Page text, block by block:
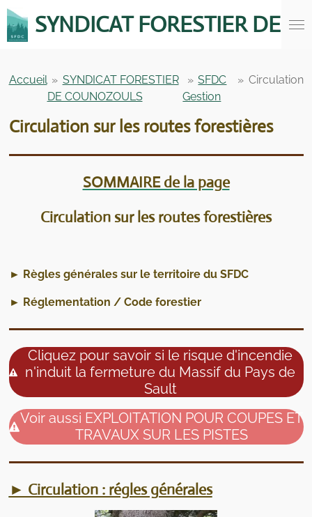
Passer
au
SYNDICAT FORESTIER DE
Accueil » SYNDICAT FORESTIER
DE COUNOZOULS
» SFDC
Gestion
» Circulation
Circulation sur les routes forestières
SOMMAIRE de la page
Circulation sur les routes forestières
► Règles générales sur le territoire du SFDC
► Réglementation / Code forestier
Cliquez pour savoir si le risque d'incendie
n'induit la fermeture du Massif du Pays de
Sault
Voir aussi EXPLOITATION POUR COUPES ET
TRAVAUX SUR LES PISTES
► Circulation : régles générales